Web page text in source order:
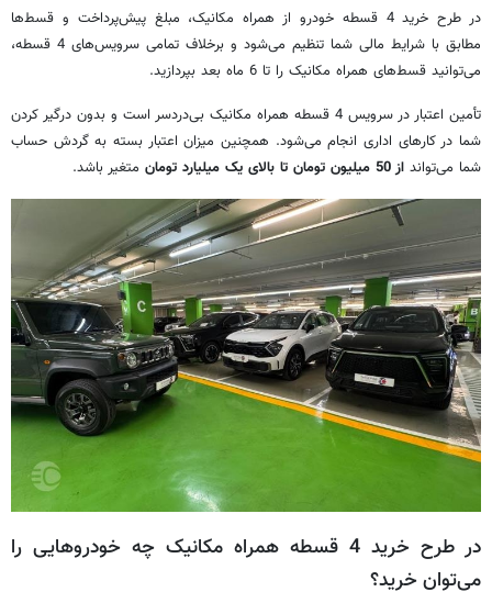
در طرح خرید 4 قسطه خودرو از همراه مکانیک، مبلغ پیش‌پرداخت و قسط‌ها
مطابق با شرایط مالی شما تنظیم می‌شود و برخلاف تمامی سرویس‌های 4 قسطه،
می‌توانید قسط‌های همراه مکانیک را تا 6 ماه بعد بپردازید.
تأمین اعتبار در سرویس 4 قسطه همراه مکانیک بی‌دردسر است و بدون درگیر کردن
شما در کارهای اداری انجام می‌شود. همچنین میزان اعتبار بسته به گردش حساب
شما می‌تواند از 50 میلیون تومان تا بالای یک میلیارد تومان متغیر باشد.
در طرح خرید 4 قسطه همراه مکانیک چه خودروهایی را
می‌توان خرید؟